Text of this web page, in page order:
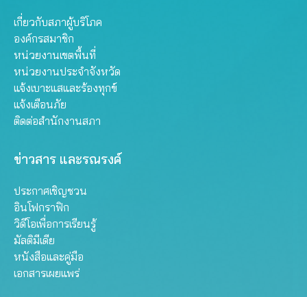
เกี่ยวกับสภาผู้บริโภค
องค์กรสมาชิก
หน่วยงานเขตพื้นที่
หน่วยงานประจำจังหวัด
แจ้งเบาะแสและร้องทุกข์
แจ้งเตือนภัย
ติดต่อสำนักงานสภา
ข่าวสาร และรณรงค์
ประกาศเชิญชวน
อินโฟกราฟิก
วิดีโอเพื่อการเรียนรู้
มัลติมีเดีย
หนังสือและคู่มือ
เอกสารเผยแพร่